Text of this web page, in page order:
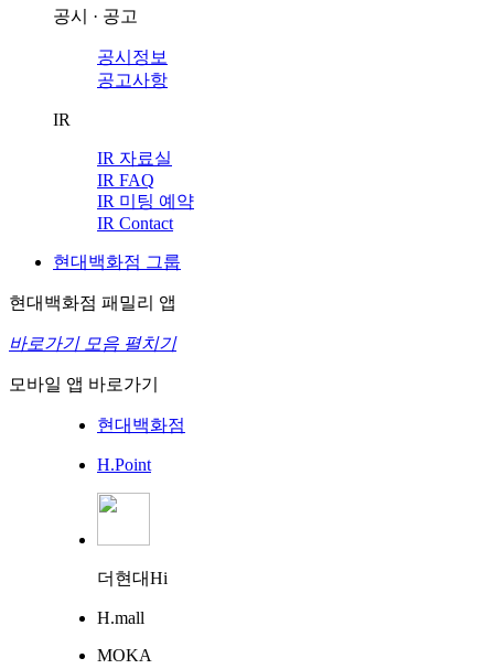
공시 · 공고
공시정보
공고사항
IR
IR 자료실
IR FAQ
IR 미팅 예약
IR Contact
현대백화점 그룹
현대백화점 패밀리 앱
바로가기 모음 펼치기
모바일 앱 바로가기
현대백화점
H.Point
더현대Hi
H.mall
MOKA